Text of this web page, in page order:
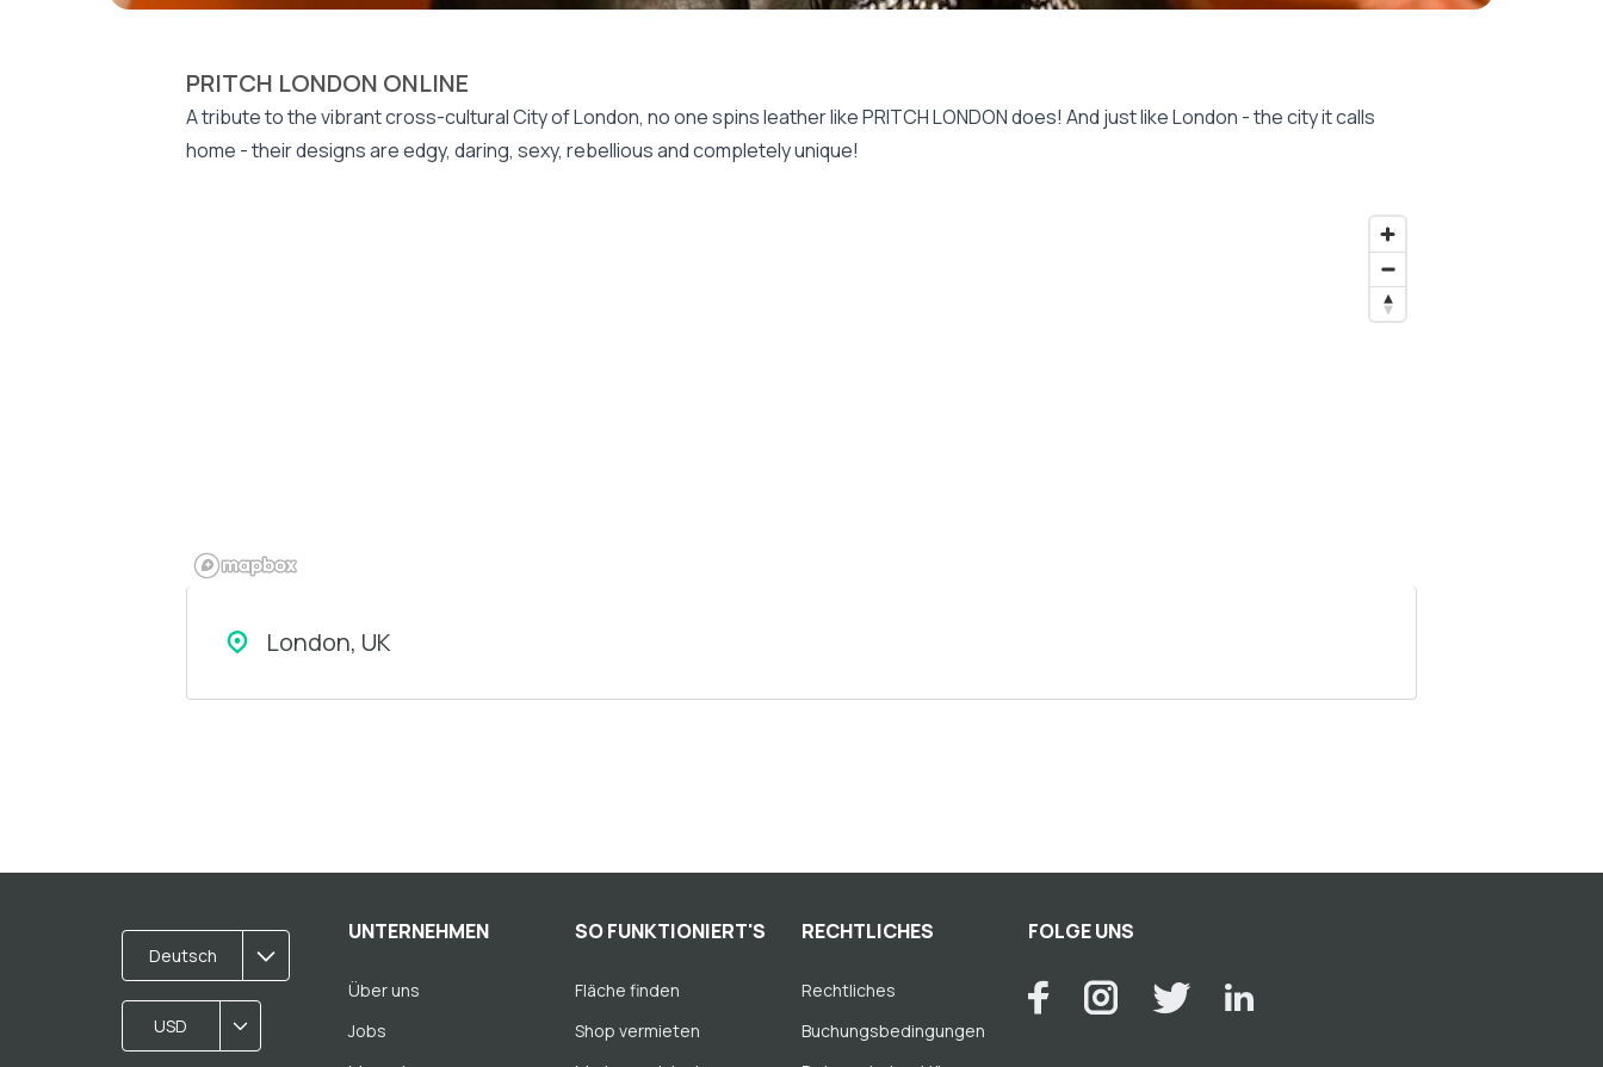
PRITCH LONDON ONLINE
A tribute to the vibrant cross-cultural City of London, no one spins leather like PRITCH LONDON does! And just like London - the city it calls
home - their designs are edgy, daring, sexy, rebellious and completely unique!
London, UK
Deutsch
USD
UNTERNEHMEN
Über uns
Jobs
SO FUNKTIONIERT'S
Fläche finden
Shop vermieten
RECHTLICHES
Rechtliches
Buchungsbedingungen
FOLGE UNS